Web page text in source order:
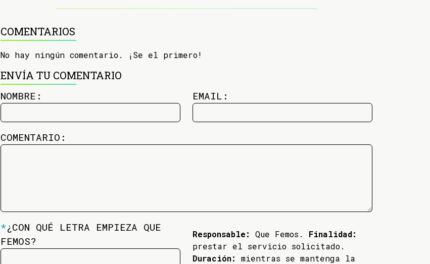
COMENTARIOS
No hay ningún comentario. ¡Se el primero!
ENVÍA TU COMENTARIO
NOMBRE: EMAIL:
COMENTARIO:
*¿CON QUÉ LETRA EMPIEZA QUE
FEMOS?
Responsable: Que Femos. Finalidad:
prestar el servicio solicitado.
Duración:
mientras se mantenga la